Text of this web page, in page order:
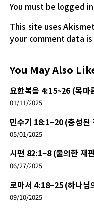
You must be logged in
This site uses
your comment data
You May Also
요한복음 4:15~26 (목마
01/11/2025
민수기 18:1~20 (충성된
05/01/2025
시편 82:1~8 (불의한 재
06/27/2025
로마서 4:18~25 (하나님
09/10/2025